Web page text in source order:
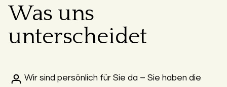
Was uns
unterscheidet
Wir sind persönlich für Sie da – Sie haben die